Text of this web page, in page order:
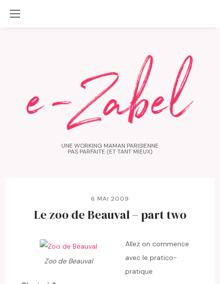
UNE WORKING MAMAN PARISIENNE
PAS PARFAITE (ET TANT MIEUX)
6 MAI 2009
Le zoo de Beauval – part two
Zoo de Beauval
Allez on commence
avec le pratico-
pratique